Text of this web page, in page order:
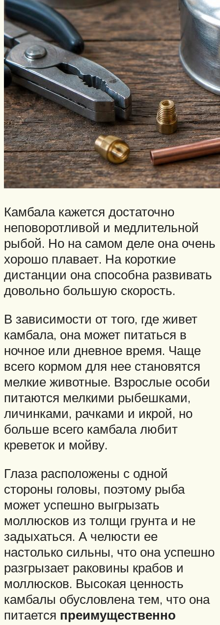
Камбала кажется достаточно
неповоротливой и медлительной
рыбой. Но на самом деле она очень
хорошо плавает. На короткие
дистанции она способна развивать
довольно большую скорость.
В зависимости от того, где живет
камбала, она может питаться в
ночное или дневное время. Чаще
всего кормом для нее становятся
мелкие животные. Взрослые особи
питаются мелкими рыбешками,
личинками, рачками и икрой, но
больше всего камбала любит
креветок и мойву.
Глаза расположены с одной
стороны головы, поэтому рыба
может успешно выгрызать
моллюсков из толщи грунта и не
задыхаться. А челюсти ее
настолько сильны, что она успешно
разгрызает раковины крабов и
моллюсков. Высокая ценность
камбалы обусловлена тем, что она
питается преимущественно